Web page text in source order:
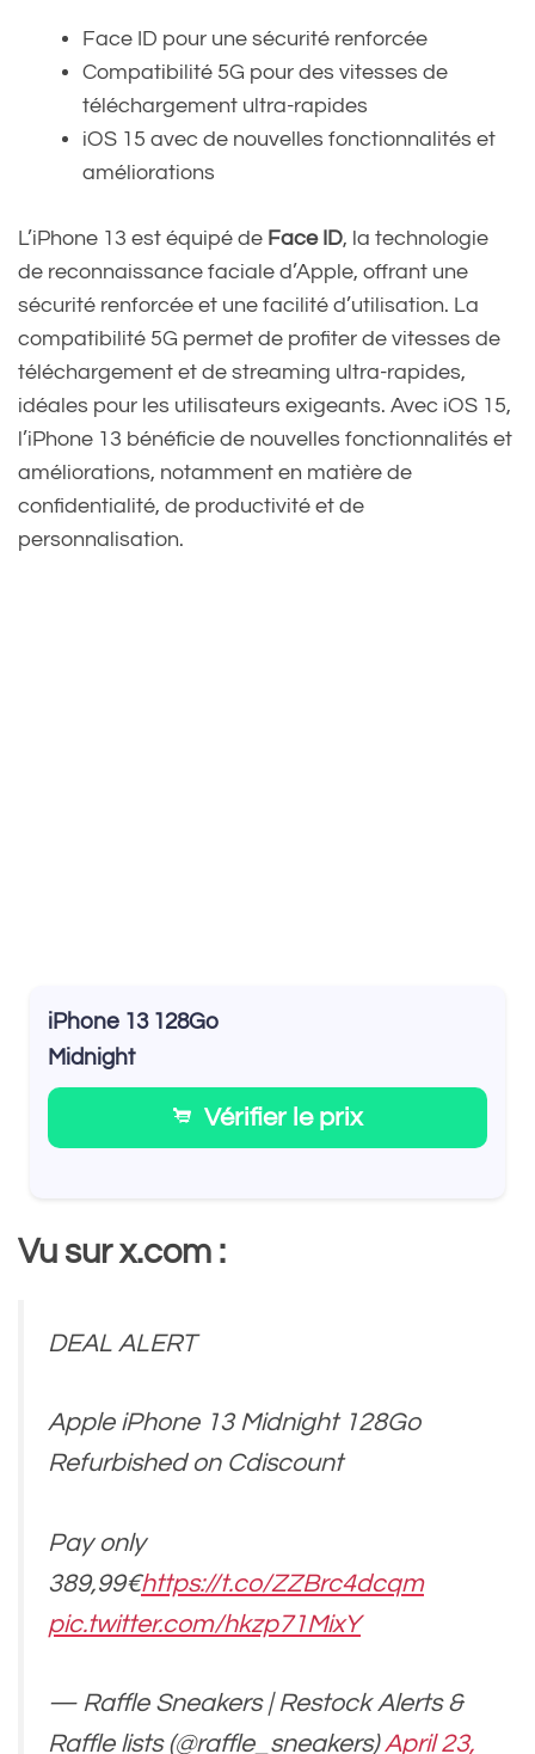
Face ID pour une sécurité renforcée
Compatibilité 5G pour des vitesses de
téléchargement ultra-rapides
iOS 15 avec de nouvelles fonctionnalités et
améliorations
L’iPhone 13 est équipé de Face ID, la technologie
de reconnaissance faciale d’Apple, offrant une
sécurité renforcée et une facilité d’utilisation. La
compatibilité 5G permet de profiter de vitesses de
téléchargement et de streaming ultra-rapides,
idéales pour les utilisateurs exigeants. Avec iOS 15,
l’iPhone 13 bénéficie de nouvelles fonctionnalités et
améliorations, notamment en matière de
confidentialité, de productivité et de
personnalisation.
iPhone 13 128Go
Midnight
Vérifier le prix
Vu sur x.com :
DEAL ALERT
Apple iPhone 13 Midnight 128Go
Refurbished on Cdiscount
Pay only
389,99€https://t.co/ZZBrc4dcqm
pic.twitter.com/hkzp71MixY
— Raffle Sneakers | Restock Alerts &
Raffle lists (@raffle_sneakers)April 23,